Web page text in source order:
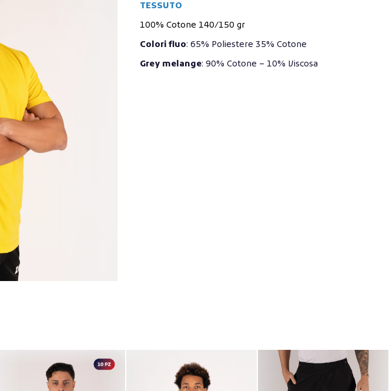
TESSUTO
100% Cotone 140/150 gr
Colori fluo: 65% Poliestere 35% Cotone
Grey melange: 90% Cotone – 10% Viscosa